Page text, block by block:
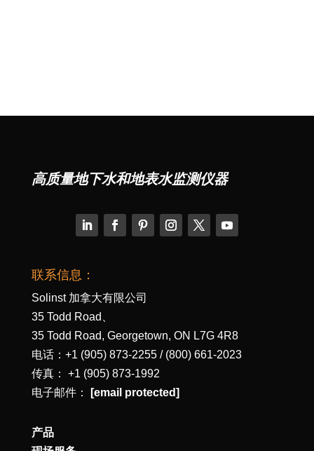
高质量地下水和地表水监测仪器
联系信息：
Solinst 加拿大有限公司
35 Todd Road、
35 Todd Road, Georgetown, ON L7G 4R8
电话：+1 (905) 873-2255 / (800) 661-2023
传真： +1 (905) 873-1992
电子邮件：
[email protected]
产品